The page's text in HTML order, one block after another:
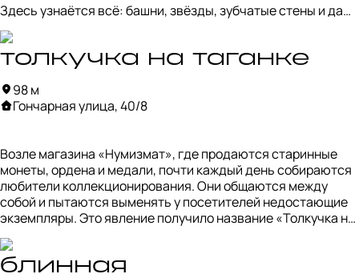
Здесь узнаётся всё: башни, звёзды, зубчатые стены и даже
собственные куранты. И в отличие от настоящего Кремля,
по этой «детской» крепости можно свободно полазить и
вживую рассмотреть, насколько тщательно выполнена
репродукция.
толкучка на таганке
98 м
Гончарная улица, 40/8
Возле магазина «Нумизмат», где продаются старинные
монеты, ордена и медали, почти каждый день собираются
любители коллекционирования. Они общаются между
собой и пытаются выменять у посетителей недостающие
экземпляры. Это явление получило название «Толкучка на
Таганке» — порой желающих обменяться бывает
действительно много.
блинная